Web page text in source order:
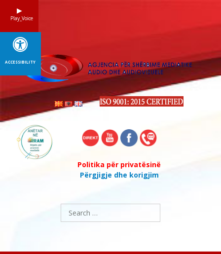
Politika për privatësinë
Përgjigje dhe korigjim
Search
for:
Play_Voice
ACCESSIBILITY